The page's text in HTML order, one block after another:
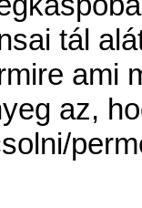
tál
ami
az,